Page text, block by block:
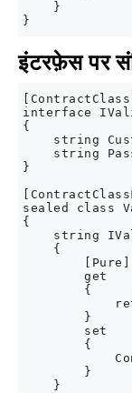
    }
इंटरफ़ेस पर
interface
{
string
string
}
sealed class
{
string
    {
        [Pure]
        get
        {
        }
        set
        {
        }
    }